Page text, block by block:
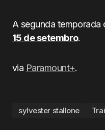
A segunda temporada
15 de setembro.
via Paramount+.
sylvester stallone